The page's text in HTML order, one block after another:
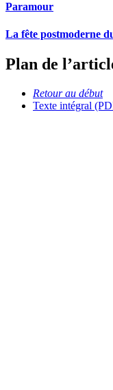
Paramour
La fête postmoderne
Plan de
Retour au début
Texte intégral